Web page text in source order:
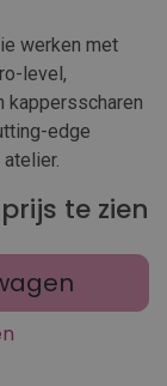
werken met
level,
kappersscharen
edge
te zien